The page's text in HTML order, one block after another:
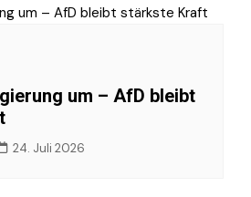
um – AfD bleibt
24. Juli 2026